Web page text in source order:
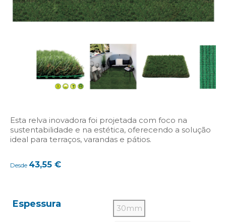
Esta relva inovadora foi projetada com foco na
sustentabilidade e na estética, oferecendo a solução
ideal para terraços, varandas e pátios.
Desde 43,55 €
Espessura 30mm